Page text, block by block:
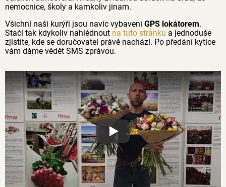
nemocnice, školy a kamkoliv jinam.
Všichni naši kurýři jsou navíc vybaveni GPS lokátorem.
Stačí tak kdykoliv nahlédnout na tuto stránku a jednoduše
zjistíte, kde se doručovatel právě nachází. Po předání kytice
vám dáme vědět SMS zprávou.
Proč jsou květiny z Florea tak